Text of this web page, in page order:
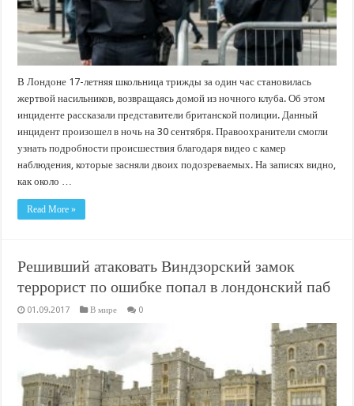
В Лондоне 17-летняя школьница трижды за один час становилась
жертвой насильников, возвращаясь домой из ночного клуба. Об этом
инциденте рассказали представители британской полиции. Данный
инцидент произошел в ночь на 30 сентября. Правоохранители смогли
узнать подробности происшествия благодаря видео с камер
наблюдения, которые засняли двоих подозреваемых. На записях видно,
как около …
Read More »
Решивший атаковать Виндзорский замок
террорист по ошибке попал в лондонский паб
01.09.2017 В мире 0